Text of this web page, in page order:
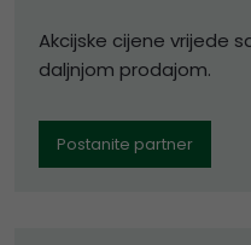
Akcijske cijene vrijede
daljnjom prodajom.
Postanite partner